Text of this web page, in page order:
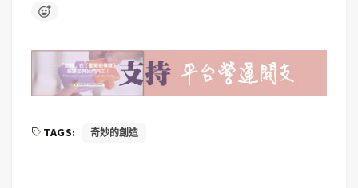
TAGS: 奇妙的創造